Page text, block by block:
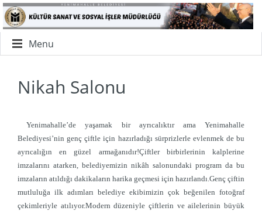
Menu
Nikah Salonu
Yenimahalle’de yaşamak bir ayrıcalıktır ama Yenimahalle
Belediyesi’nin genç çiftle için hazırladığı sürprizlerle evlenmek de bu
ayrıcalığın en güzel armağanıdır!Çiftler birbirlerinin kalplerine
imzalarını atarken, belediyemizin nikâh salonundaki program da bu
imzaların atıldığı dakikaların harika geçmesi için hazırlandı.Genç çiftin
mutluluğa ilk adımları belediye ekibimizin çok beğenilen fotoğraf
çekimleriyle atılıyor.Modern düzeniyle çiftlerin ve ailelerinin büyük